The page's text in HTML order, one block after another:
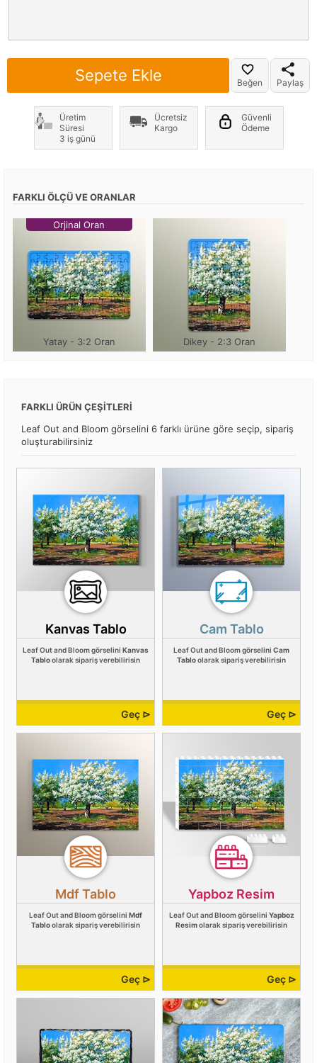
Sepete Ekle Beğen Paylaş
Üretim
Süresi
3 iş günü
Ücretsiz
Kargo
Güvenli
Ödeme
FARKLI ÖLÇÜ VE ORANLAR
Orjinal Oran
Yatay - 3:2 Oran Dikey - 2:3 Oran
FARKLI ÜRÜN ÇEŞİTLERİ
Leaf Out and Bloom görselini 6 farklı ürüne göre seçip, sipariş
oluşturabilirsiniz
Kanvas Tablo
Leaf Out and Bloom görselini Kanvas
Tabloolarak sipariş verebilirisin
Geç ⊳
Cam Tablo
Leaf Out and Bloom görselini Cam
Tabloolarak sipariş verebilirisin
Geç ⊳
Mdf Tablo
Leaf Out and Bloom görselini Mdf
Tabloolarak sipariş verebilirisin
Geç ⊳
Yapboz Resim
Leaf Out and Bloom görselini Yapboz
Resimolarak sipariş verebilirisin
Geç ⊳